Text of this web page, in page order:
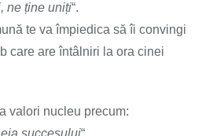
ne ține uniți“.
te va împiedica să îi convingi
care are întâlniri la ora cinei
valori nucleu precum:
succesului“.